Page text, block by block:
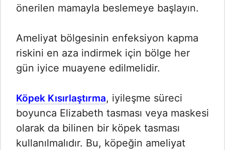
önerilen mamayla beslemeye başlayın.
Ameliyat bölgesinin enfeksiyon kapma
riskini en aza indirmek için bölge her
gün iyice muayene edilmelidir.
Köpek Kısırlaştırma, iyileşme süreci
boyunca Elizabeth tasması veya maskesi
olarak da bilinen bir köpek tasması
kullanılmalıdır. Bu, köpeğin ameliyat